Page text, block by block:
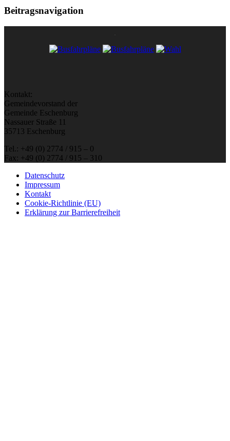
Beitragsnavigation
Kontakt:
Gemeindevorstand der
Gemeinde Eschenburg
Nassauer Straße 11
35713 Eschenburg
Tel.: +49 (0) 2774 / 915 – 0
Fax: +49 (0) 2774 / 915 – 310
Datenschutz
Impressum
Kontakt
Cookie-Richtlinie (EU)
Erklärung zur Barrierefreiheit